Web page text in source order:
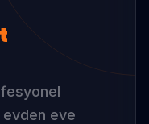
evden eve